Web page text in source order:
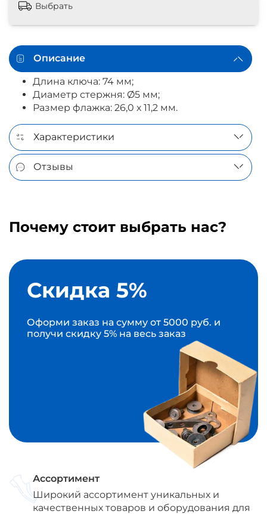
Выбрать
Описание
Длина ключа: 74 мм;
Диаметр стержня: Ø5 мм;
Размер флажка: 26,0 х 11,2 мм.
Характеристики
Отзывы
Почему стоит выбрать нас?
Скидка 5%
Оформи заказ на сумму от 5000 руб. и
получи скидку 5% на весь заказ
Ассортимент
Широкий ассортимент уникальных и
качественных товаров и оборудования для